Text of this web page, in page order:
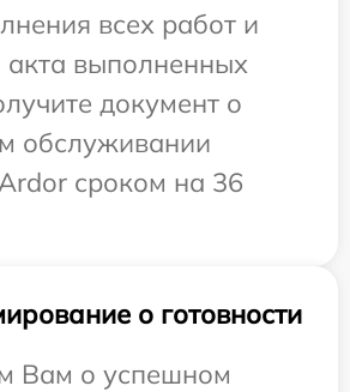
всех работ и
акта выполненных
документ о
обслуживании
сроком на 36
о готовности
Вам о успешном